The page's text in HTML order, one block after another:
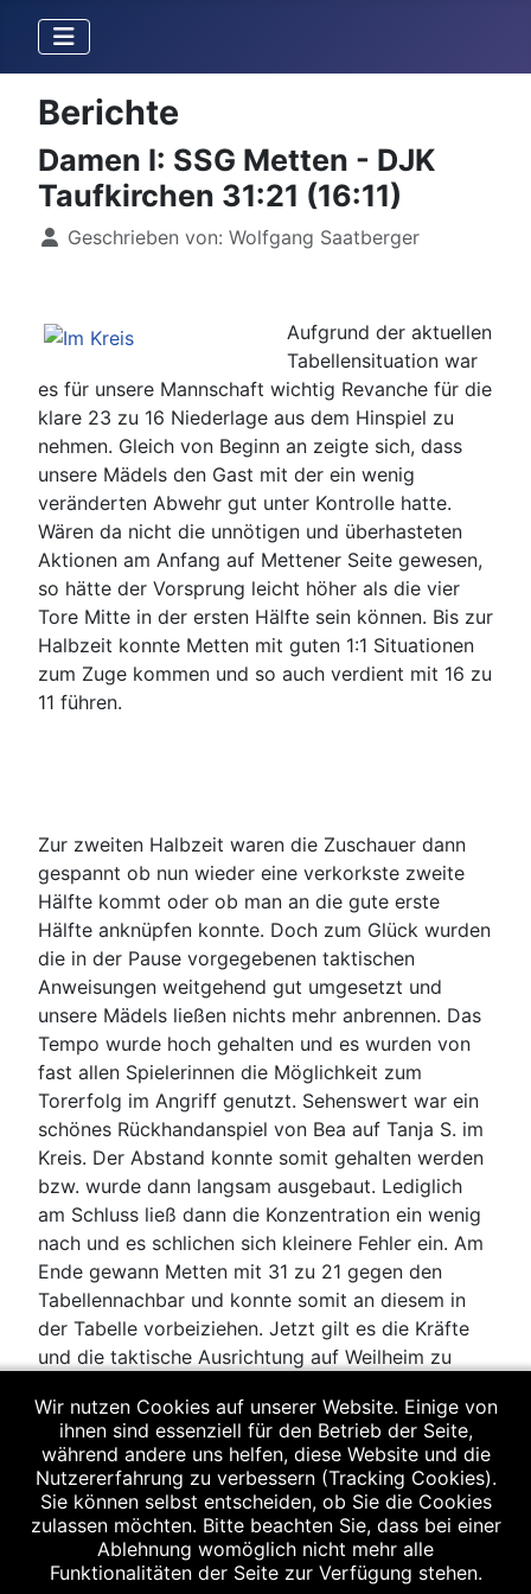
Berichte
Damen I: SSG Metten - DJK
Taufkirchen 31:21 (16:11)
DetailsGeschrieben von: Wolfgang Saatberger
Aufgrund der aktuellen
Tabellensituation war
es für unsere Mannschaft wichtig Revanche für die
klare 23 zu 16 Niederlage aus dem Hinspiel zu
nehmen. Gleich von Beginn an zeigte sich, dass
unsere Mädels den Gast mit der ein wenig
veränderten Abwehr gut unter Kontrolle hatte.
Wären da nicht die unnötigen und überhasteten
Aktionen am Anfang auf Mettener Seite gewesen,
so hätte der Vorsprung leicht höher als die vier
Tore Mitte in der ersten Hälfte sein können. Bis zur
Halbzeit konnte Metten mit guten 1:1 Situationen
zum Zuge kommen und so auch verdient mit 16 zu
11 führen.
Zur zweiten Halbzeit waren die Zuschauer dann
gespannt ob nun wieder eine verkorkste zweite
Hälfte kommt oder ob man an die gute erste
Hälfte anknüpfen konnte. Doch zum Glück wurden
die in der Pause vorgegebenen taktischen
Anweisungen weitgehend gut umgesetzt und
unsere Mädels ließen nichts mehr anbrennen. Das
Tempo wurde hoch gehalten und es wurden von
fast allen Spielerinnen die Möglichkeit zum
Torerfolg im Angriff genutzt. Sehenswert war ein
schönes Rückhandanspiel von Bea auf Tanja S. im
Kreis. Der Abstand konnte somit gehalten werden
bzw. wurde dann langsam ausgebaut. Lediglich
am Schluss ließ dann die Konzentration ein wenig
nach und es schlichen sich kleinere Fehler ein. Am
Ende gewann Metten mit 31 zu 21 gegen den
Tabellennachbar und konnte somit an diesem in
der Tabelle vorbeiziehen. Jetzt gilt es die Kräfte
und die taktische Ausrichtung auf Weilheim zu
Mittelfeldplatz erreichen zu können.
Galerie
Wir nutzen Cookies auf unserer Website. Einige von
ihnen sind essenziell für den Betrieb der Seite,
während andere uns helfen, diese Website und die
Nutzererfahrung zu verbessern (Tracking Cookies).
Sie können selbst entscheiden, ob Sie die Cookies
zulassen möchten. Bitte beachten Sie, dass bei einer
Ablehnung womöglich nicht mehr alle
Funktionalitäten der Seite zur Verfügung stehen.